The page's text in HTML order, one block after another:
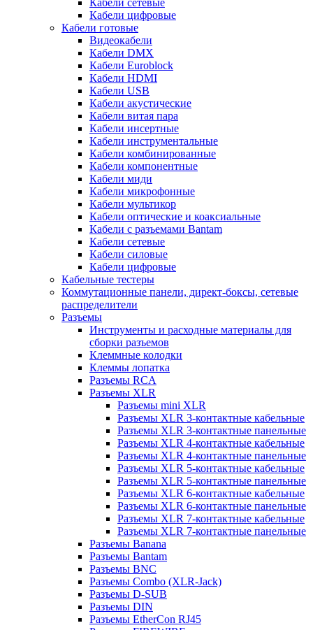
Кабели сетевые
Кабели цифровые
Кабели готовые
Видеокабели
Кабели DMX
Кабели Euroblock
Кабели HDMI
Кабели USB
Кабели акустические
Кабели витая пара
Кабели инсертные
Кабели инструментальные
Кабели комбинированные
Кабели компонентные
Кабели миди
Кабели микрофонные
Кабели мультикор
Кабели оптические и коаксиальные
Кабели с разъемами Bantam
Кабели сетевые
Кабели силовые
Кабели цифровые
Кабельные тестеры
Коммутационные панели, директ-боксы, сетевые
распределители
Разъемы
Инструменты и расходные материалы для
сборки разъемов
Клеммные колодки
Клеммы лопатка
Разъемы RCA
Разъемы XLR
Разъемы mini XLR
Разъемы XLR 3-контактные кабельные
Разъемы XLR 3-контактные панельные
Разъемы XLR 4-контактные кабельные
Разъемы XLR 4-контактные панельные
Разъемы XLR 5-контактные кабельные
Разъемы XLR 5-контактные панельные
Разъемы XLR 6-контактные кабельные
Разъемы XLR 6-контактные панельные
Разъемы XLR 7-контактные кабельные
Разъемы XLR 7-контактные панельные
Разъемы Banana
Разъемы Bantam
Разъемы BNC
Разъемы Combo (XLR-Jack)
Разъемы D-SUB
Разъемы DIN
Разъемы EtherCon RJ45